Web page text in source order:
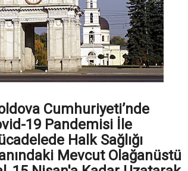
Cumhuriyeti’nde
19 Pandemisi İle
Halk Sağlığı
Mevcut Olağanüstü